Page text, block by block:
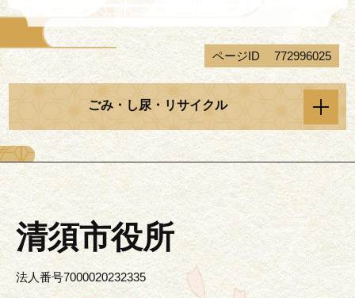
ページID 772996025
ごみ・し尿・リサイクル
清須市役所
法人番号7000020232335